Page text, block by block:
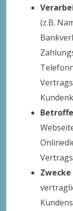
(z.B.